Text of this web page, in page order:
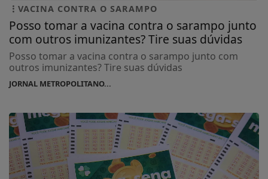
VACINA CONTRA O SARAMPO
Posso tomar a vacina contra o sarampo junto
com outros imunizantes? Tire suas dúvidas
Posso tomar a vacina contra o sarampo junto com
outros imunizantes? Tire suas dúvidas
JORNAL METROPOLITANO...